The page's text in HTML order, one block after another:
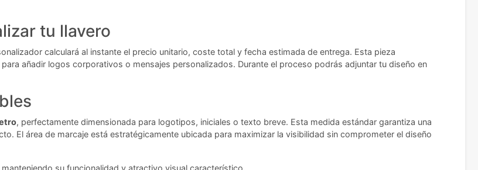
tu llavero
calculará al instante el precio unitario, coste total y fecha estimada de entrega. Esta pieza
añadir logos corporativos o mensajes personalizados. Durante el proceso podrás adjuntar tu diseño en
, perfectamente dimensionada para logotipos, iniciales o texto breve. Esta medida estándar garantiza una
El área de marcaje está estratégicamente ubicada para maximizar la visibilidad sin comprometer el diseño
su funcionalidad y atractivo visual característico.